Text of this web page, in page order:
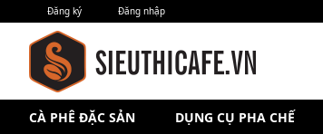
Đăng ký Đăng nhập
CÀ PHÊ ĐẶC SẢN DỤNG CỤ PHA CHẾ